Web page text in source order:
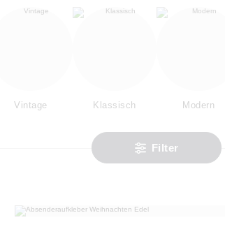
Vintage Klassisch Modern
Filter